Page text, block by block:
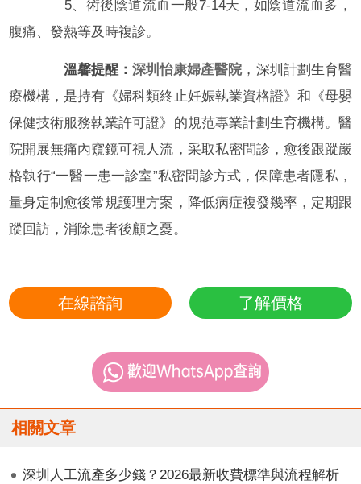
5、術後陰道流血一般7-14天，如陰道流血多，
腹痛、發熱等及時複診。
溫馨提醒：深圳怡康婦產醫院，深圳計劃生育醫
療機構，是持有《婦科類終止妊娠執業資格證》和《母嬰
保健技術服務執業許可證》的規范專業計劃生育機構。醫
院開展無痛內窺鏡可視人流，采取私密問診，愈後跟蹤嚴
格執行“一醫一患一診室”私密問診方式，保障患者隱私，
量身定制愈後常規護理方案，降低病症複發幾率，定期跟
蹤回訪，消除患者後顧之憂。
在線諮詢 了解價格
相關文章
深圳人工流產多少錢？2026最新收費標準與流程解析